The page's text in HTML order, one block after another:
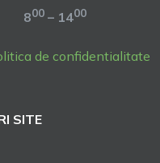
800 – 1400
de confidentialitate
SITE